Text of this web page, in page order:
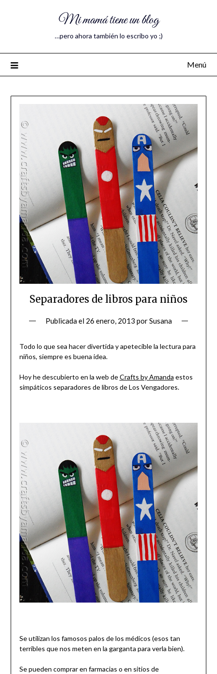
Mi mamá tiene un blog
…pero ahora también lo escribo yo ;)
Menú
Separadores de libros para niños
Publicada el 26 enero, 2013 porSusana
Todo lo que sea hacer divertida y apetecible la lectura para
niños, siempre es buena idea.
Hoy he descubierto en la web deCrafts by Amanda estos
simpáticos separadores de libros de Los Vengadores.
Se utilizan los famosos palos de los médicos (esos tan
terribles que nos meten en la garganta para verla bien).
Se pueden comprar en farmacias o en sitios de